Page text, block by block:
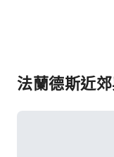
法蘭德斯近